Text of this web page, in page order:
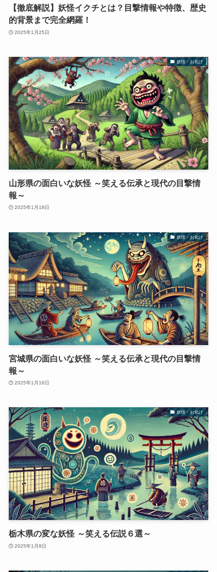
【徹底解説】妖怪イクチとは？目撃情報や特徴、歴史
的背景まで完全網羅！
2025年1月25日
妖怪・お化け
山形県の面白いな妖怪 ～笑える伝承と現代の目撃情
報～
2025年1月18日
妖怪・お化け
宮城県の面白いな妖怪 ～笑える伝承と現代の目撃情
報～
2025年1月16日
妖怪・お化け
栃木県の変な妖怪 ～笑える伝説６選～
2025年1月8日